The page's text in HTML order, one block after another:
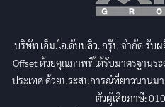
บริษัท เอ็ม.ไอ.ดับบลิว. กรุ๊ป จำกัด รับ
Offset ด้วยคุณภาพที่ได้รับมาตรฐานร
ประเทศ ด้วยประสบการณ์ที่ยาวนานม
ตัวผู้เสียภาษี: